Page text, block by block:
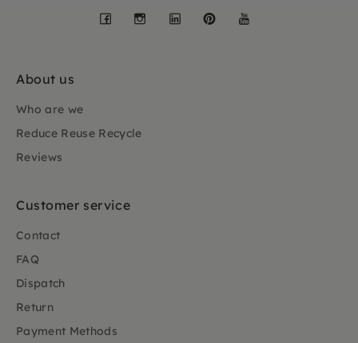
Facebook
Instagram
LinkedInPinterest
About us
Who are we
Reduce Reuse Recycle
Reviews
Customer service
Contact
FAQ
Dispatch
Return
Payment Methods